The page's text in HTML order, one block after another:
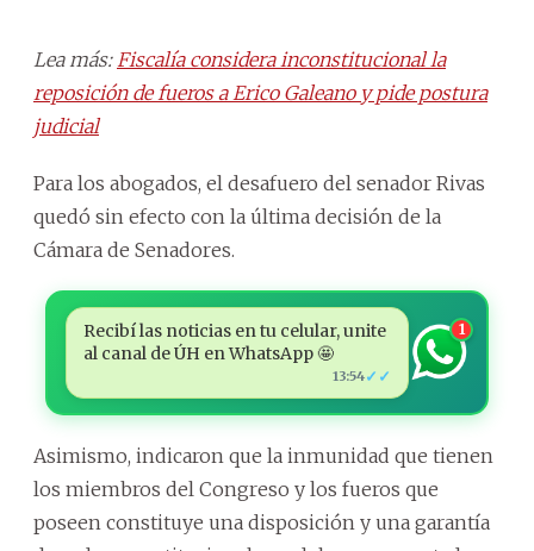
Lea más: Fiscalía considera inconstitucional la
reposición de fueros a Erico Galeano y pide postura
judicial
Para los abogados, el desafuero del senador Rivas
quedó sin efecto con la última decisión de la
Cámara de Senadores.
Recibí las noticias en tu celular, unite
al canal de ÚH en WhatsApp 🤩
13:54✓✓
1
Asimismo, indicaron que la inmunidad que tienen
los miembros del Congreso y los fueros que
poseen constituye una disposición y una garantía